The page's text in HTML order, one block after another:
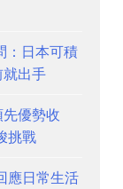
日本可積
出手
優勢收
挑戰
應日常生活